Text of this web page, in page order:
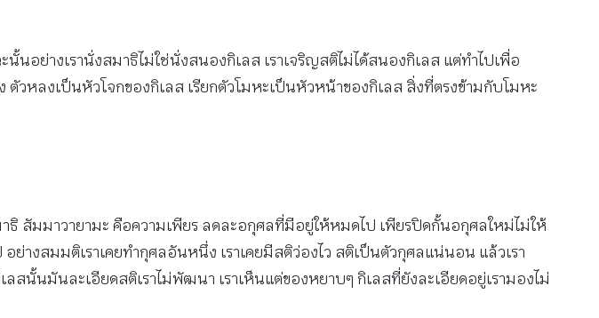
อย่างเรานั่งสมาธิไม่ใช่นั่งสนองกิเลส เราเจริญสติไม่ได้สนองกิเลส แต่ทำไปเพื่อ
หลงเป็นหัวโจกของกิเลส เรียกตัวโมหะเป็นหัวหน้าของกิเลส สิ่งที่ตรงข้ามกับโมหะ
สัมมาวายามะ คือความเพียร ลดละอกุศลที่มีอยู่ให้หมดไป เพียรปิดกั้นอกุศลใหม่ไม่ให้
างสมมติเราเคยทำกุศลอันหนึ่ง เราเคยมีสติว่องไว สติเป็นตัวกุศลแน่นอน แล้วเรา
สนั้นมันละเอียดสติเราไม่พัฒนา เราเห็นแต่ของหยาบๆ กิเลสที่ยังละเอียดอยู่เรามองไม่